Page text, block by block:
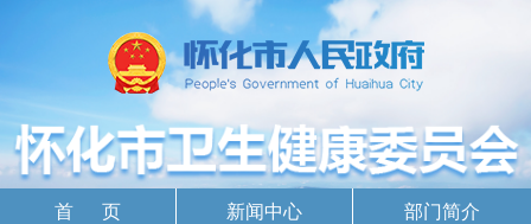
首 页 新闻中心 部门简介